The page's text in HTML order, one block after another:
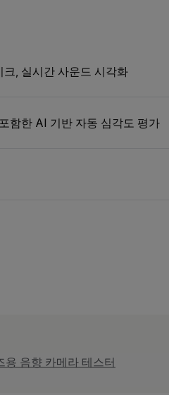
, 실시간 사운드 시각화
함한 AI 기반 자동 심각도 평가
음향 카메라 테스터